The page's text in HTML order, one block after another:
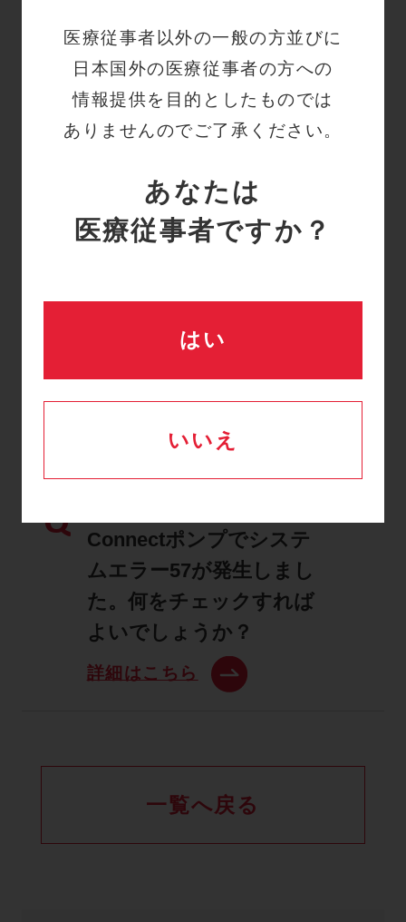
医療従事者以外の一般の方並びに
日本国外の医療従事者の方への
情報提供を目的としたものでは
ありませんのでご了承ください。
あなたは
医療従事者ですか？
はい
いいえ
た。何をチェックすれば
よいでしょうか？
詳細はこちら
【患者側チューブ閉塞エ
ラー】
どこをチェックすればよ
いでしょうか？
Q
Connectポンプでシステ
ムエラー57が発生しまし
た。何をチェックすれば
よいでしょうか？
詳細はこちら
一覧へ戻る